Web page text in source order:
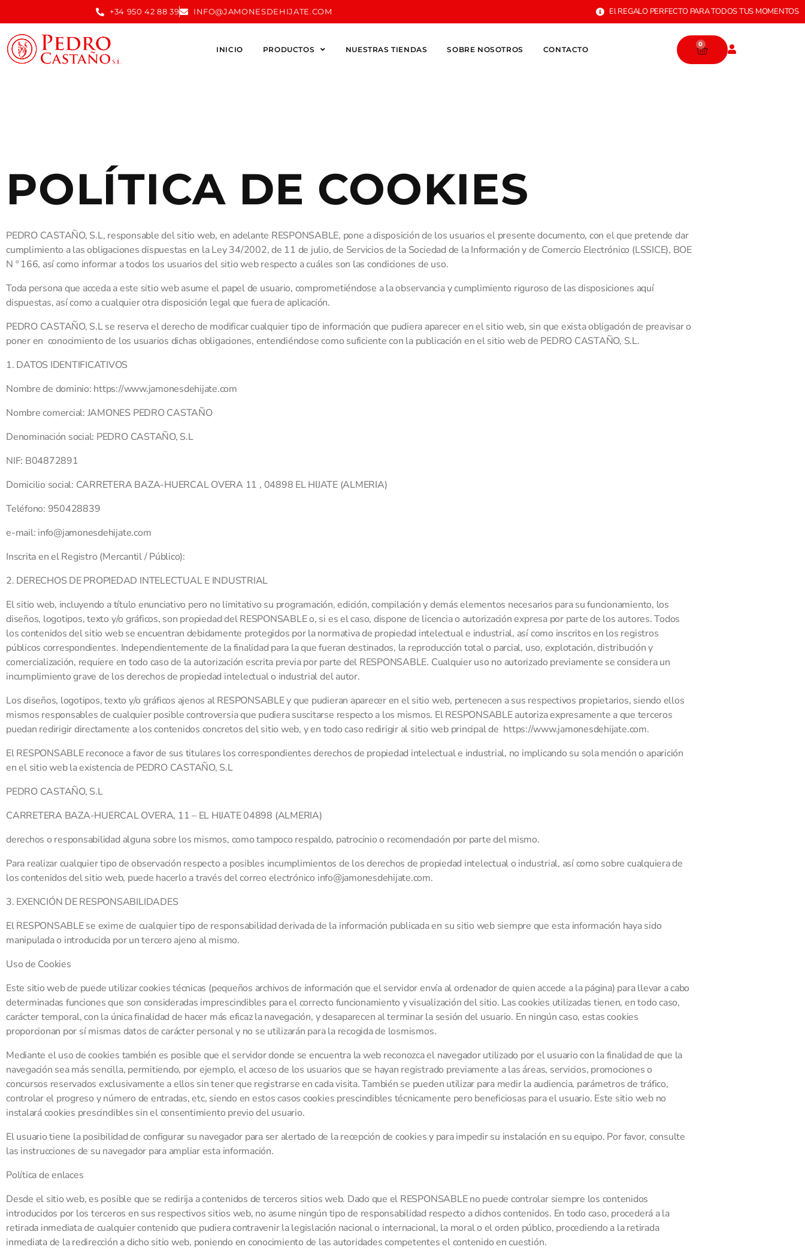
+34 950 42 88 39 INFO@JAMONESDEHIJATE.COM El REGALO PERFECTO PARA TODOS TUS MOMENTOS
INICIO PRODUCTOS NUESTRAS TIENDAS SOBRE NOSOTROS CONTACTO
0
POLÍTICA DE COOKIES
PEDRO CASTAÑO, S.L, responsable del sitio web, en adelante RESPONSABLE, pone a disposición de los usuarios el presente documento, con el que pretende dar
cumplimiento a las obligaciones dispuestas en la Ley 34/2002, de 11 de julio, de Servicios de la Sociedad de la Información y de Comercio Electrónico (LSSICE), BOE
N º 166, así como informar a todos los usuarios del sitio web respecto a cuáles son las condiciones de uso.
Toda persona que acceda a este sitio web asume el papel de usuario, comprometiéndose a la observancia y cumplimiento riguroso de las disposiciones aquí
dispuestas, así como a cualquier otra disposición legal que fuera de aplicación.
PEDRO CASTAÑO, S.L se reserva el derecho de modificar cualquier tipo de información que pudiera aparecer en el sitio web, sin que exista obligación de preavisar o
poner en conocimiento de los usuarios dichas obligaciones, entendiéndose como suficiente con la publicación en el sitio web de PEDRO CASTAÑO, S.L.
1. DATOS IDENTIFICATIVOS
Nombre de dominio: https://www.jamonesdehijate.com
Nombre comercial: JAMONES PEDRO CASTAÑO
Denominación social: PEDRO CASTAÑO, S.L
NIF: B04872891
Domicilio social: CARRETERA BAZA-HUERCAL OVERA 11 , 04898 EL HIJATE (ALMERIA)
Teléfono: 950428839
e-mail: info@jamonesdehijate.com
Inscrita en el Registro (Mercantil / Público):
2. DERECHOS DE PROPIEDAD INTELECTUAL E INDUSTRIAL
El sitio web, incluyendo a título enunciativo pero no limitativo su programación, edición, compilación y demás elementos necesarios para su funcionamiento, los
diseños, logotipos, texto y/o gráficos, son propiedad del RESPONSABLE o, si es el caso, dispone de licencia o autorización expresa por parte de los autores. Todos
los contenidos del sitio web se encuentran debidamente protegidos por la normativa de propiedad intelectual e industrial, así como inscritos en los registros
públicos correspondientes. Independientemente de la finalidad para la que fueran destinados, la reproducción total o parcial, uso, explotación, distribución y
comercialización, requiere en todo caso de la autorización escrita previa por parte del RESPONSABLE. Cualquier uso no autorizado previamente se considera un
incumplimiento grave de los derechos de propiedad intelectual o industrial del autor.
Los diseños, logotipos, texto y/o gráficos ajenos al RESPONSABLE y que pudieran aparecer en el sitio web, pertenecen a sus respectivos propietarios, siendo ellos
mismos responsables de cualquier posible controversia que pudiera suscitarse respecto a los mismos. El RESPONSABLE autoriza expresamente a que terceros
puedan redirigir directamente a los contenidos concretos del sitio web, y en todo caso redirigir al sitio web principal de https://www.jamonesdehijate.com.
El RESPONSABLE reconoce a favor de sus titulares los correspondientes derechos de propiedad intelectual e industrial, no implicando su sola mención o aparición
en el sitio web la existencia de PEDRO CASTAÑO, S.L
PEDRO CASTAÑO, S.L
CARRETERA BAZA-HUERCAL OVERA, 11 – EL HIJATE 04898 (ALMERIA)
derechos o responsabilidad alguna sobre los mismos, como tampoco respaldo, patrocinio o recomendación por parte del mismo.
Para realizar cualquier tipo de observación respecto a posibles incumplimientos de los derechos de propiedad intelectual o industrial, así como sobre cualquiera de
los contenidos del sitio web, puede hacerlo a través del correo electrónico info@jamonesdehijate.com.
3. EXENCIÓN DE RESPONSABILIDADES
El RESPONSABLE se exime de cualquier tipo de responsabilidad derivada de la información publicada en su sitio web siempre que esta información haya sido
manipulada o introducida por un tercero ajeno al mismo.
Uso de Cookies
Este sitio web de puede utilizar cookies técnicas (pequeños archivos de información que el servidor envía al ordenador de quien accede a la página) para llevar a cabo
determinadas funciones que son consideradas imprescindibles para el correcto funcionamiento y visualización del sitio. Las cookies utilizadas tienen, en todo caso,
carácter temporal, con la única finalidad de hacer más eficaz la navegación, y desaparecen al terminar la sesión del usuario. En ningún caso, estas cookies
proporcionan por sí mismas datos de carácter personal y no se utilizarán para la recogida de losmismos.
Mediante el uso de cookies también es posible que el servidor donde se encuentra la web reconozca el navegador utilizado por el usuario con la finalidad de que la
navegación sea más sencilla, permitiendo, por ejemplo, el acceso de los usuarios que se hayan registrado previamente a las áreas, servicios, promociones o
concursos reservados exclusivamente a ellos sin tener que registrarse en cada visita. También se pueden utilizar para medir la audiencia, parámetros de tráfico,
controlar el progreso y número de entradas, etc, siendo en estos casos cookies prescindibles técnicamente pero beneficiosas para el usuario. Este sitio web no
instalará cookies prescindibles sin el consentimiento previo del usuario.
El usuario tiene la posibilidad de configurar su navegador para ser alertado de la recepción de cookies y para impedir su instalación en su equipo. Por favor, consulte
las instrucciones de su navegador para ampliar esta información.
Política de enlaces
Desde el sitio web, es posible que se redirija a contenidos de terceros sitios web. Dado que el RESPONSABLE no puede controlar siempre los contenidos
introducidos por los terceros en sus respectivos sitios web, no asume ningún tipo de responsabilidad respecto a dichos contenidos. En todo caso, procederá a la
retirada inmediata de cualquier contenido que pudiera contravenir la legislación nacional o internacional, la moral o el orden público, procediendo a la retirada
inmediata de la redirección a dicho sitio web, poniendo en conocimiento de las autoridades competentes el contenido en cuestión.